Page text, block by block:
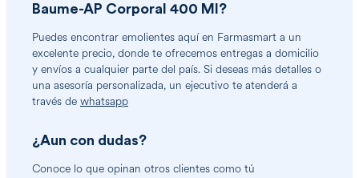
Baume-AP Corporal 400 Ml ?
Puedes encontrar emolientes aquí en Farmasmart a un
excelente precio, donde te ofrecemos entregas a domicilio
y envíos a cualquier parte del país. Si deseas más detalles o
una asesoría personalizada, un ejecutivo te atenderá a
través de whatsapp
¿Aun con dudas?
Conoce lo que opinan otros clientes como tú